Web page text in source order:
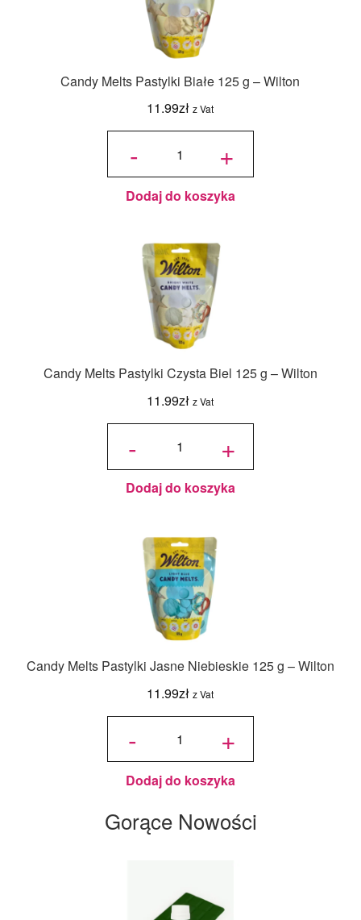
Candy Melts Pastylki Białe 125 g – Wilton
11.99zł z Vat
-
ilość
Pastylki
Białe
125 g -
Wilton +
Dodaj do koszyka
Candy Melts Pastylki Czysta Biel 125 g – Wilton
11.99zł z Vat
-
ilość
Pastylki
Czysta
Biel
125 g -
Wilton
+
Dodaj do koszyka
Candy Melts Pastylki Jasne Niebieskie 125 g – Wilton
11.99zł z Vat
-
ilość
Pastylki
Jasne
125 g -
Wilton
+
Dodaj do koszyka
Gorące Nowości